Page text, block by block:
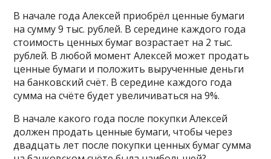
В начале года Алексей приобрёл ценные бумаги
на сумму 9 тыс. рублей. В середине каждого года
стоимость ценных бумаг возрастает на 2 тыс.
рублей. В любой момент Алексей может продать
ценные бумаги и положить вырученные деньги
на банковский счёт. В середине каждого года
сумма на счёте будет увеличиваться на 9%.
В начале какого года после покупки Алексей
должен продать ценные бумаги, чтобы через
двадцать лет после покупки ценных бумаг сумма